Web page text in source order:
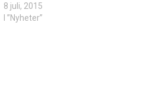
8 juli, 2015
I ”Nyheter”